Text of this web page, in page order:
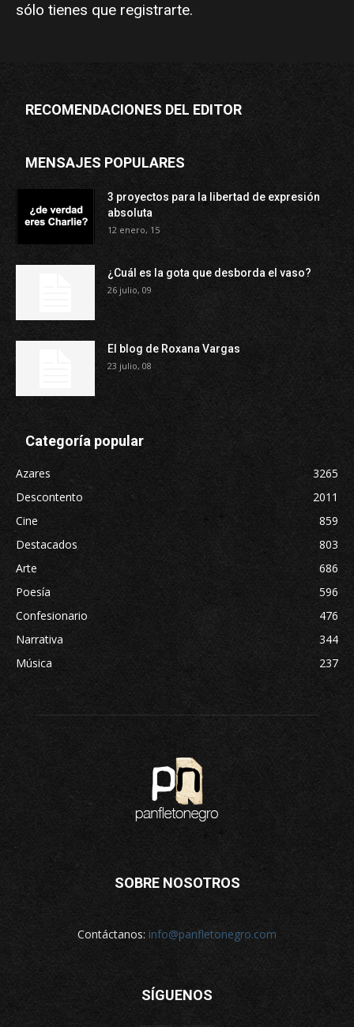
sólo tienes que registrarte.
RECOMENDACIONES DEL EDITOR
MENSAJES POPULARES
3 proyectos para la libertad de expresión
absoluta
12 enero, 15
¿Cuál es la gota que desborda el vaso?
26 julio, 09
El blog de Roxana Vargas
23 julio, 08
Categoría popular
Azares
3265
Descontento
2011
Cine
859
Destacados
803
Arte
686
Poesía
596
Confesionario
476
Narrativa
344
Música
237
SOBRE NOSOTROS
Contáctanos: info@panfletonegro.com
SÍGUENOS